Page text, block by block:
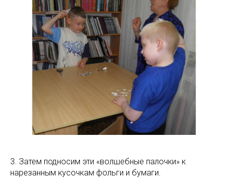
3. Затем подносим эти «волшебные палочки» к
нарезанным кусочкам фольги и бумаги.